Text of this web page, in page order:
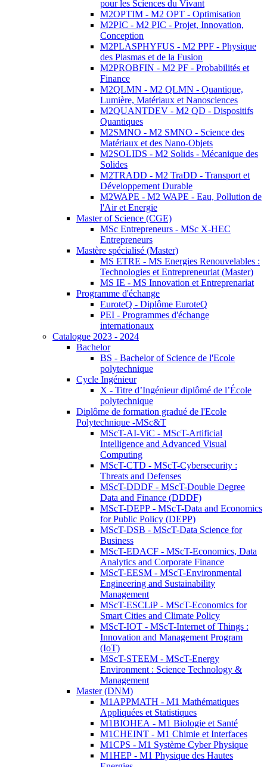
pour les Sciences du Vivant
M2OPTIM - M2 OPT - Optimisation
M2PIC - M2 PIC - Projet, Innovation,
Conception
M2PLASPHYFUS - M2 PPF - Physique
des Plasmas et de la Fusion
M2PROBFIN - M2 PF - Probabilités et
Finance
M2QLMN - M2 QLMN - Quantique,
Lumière, Matériaux et Nanosciences
M2QUANTDEV - M2 QD - Dispositifs
Quantiques
M2SMNO - M2 SMNO - Science des
Matériaux et des Nano-Objets
M2SOLIDS - M2 Solids - Mécanique des
Solides
M2TRADD - M2 TraDD - Transport et
Développement Durable
M2WAPE - M2 WAPE - Eau, Pollution de
l'Air et Energie
Master of Science (CGE)
MSc Entrepreneurs - MSc X-HEC
Entrepreneurs
Mastère spécialisé (Master)
MS ETRE - MS Energies Renouvelables :
Technologies et Entrepreneuriat (Master)
MS IE - MS Innovation et Entreprenariat
Programme d'échange
EuroteQ - Diplôme EuroteQ
PEI - Programmes d'échange
internationaux
Catalogue 2023 - 2024
Bachelor
BS - Bachelor of Science de l'Ecole
polytechnique
Cycle Ingénieur
X - Titre d’Ingénieur diplômé de l’École
polytechnique
Diplôme de formation gradué de l'Ecole
Polytechnique -MSc&T
MScT-AI-ViC - MScT-Artificial
Intelligence and Advanced Visual
Computing
MScT-CTD - MScT-Cybersecurity :
Threats and Defenses
MScT-DDDF - MScT-Double Degree
Data and Finance (DDDF)
MScT-DEPP - MScT-Data and Economics
for Public Policy (DEPP)
MScT-DSB - MScT-Data Science for
Business
MScT-EDACF - MScT-Economics, Data
Analytics and Corporate Finance
MScT-EESM - MScT-Environmental
Engineering and Sustainability
Management
MScT-ESCLiP - MScT-Economics for
Smart Cities and Climate Policy
MScT-IOT - MScT-Internet of Things :
Innovation and Management Program
(IoT)
MScT-STEEM - MScT-Energy
Environment : Science Technology &
Management
Master (DNM)
M1APPMATH - M1 Mathématiques
Appliquées et Statistiques
M1BIOHEA - M1 Biologie et Santé
M1CHEINT - M1 Chimie et Interfaces
M1CPS - M1 Système Cyber Physique
M1HEP - M1 Physique des Hautes